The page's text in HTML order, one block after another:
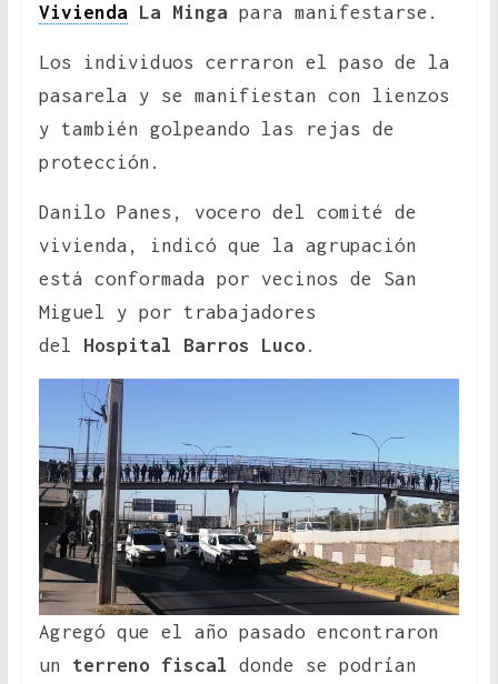
Vivienda La Minga para manifestarse.
Los individuos cerraron el paso de la
pasarela y se manifiestan con lienzos
y también golpeando las rejas de
protección.
Danilo Panes, vocero del comité de
vivienda, indicó que la agrupación
está conformada por vecinos de San
Miguel y por trabajadores
del Hospital Barros Luco .
Agregó que el año pasado encontraron
un terreno fiscal donde se podrían